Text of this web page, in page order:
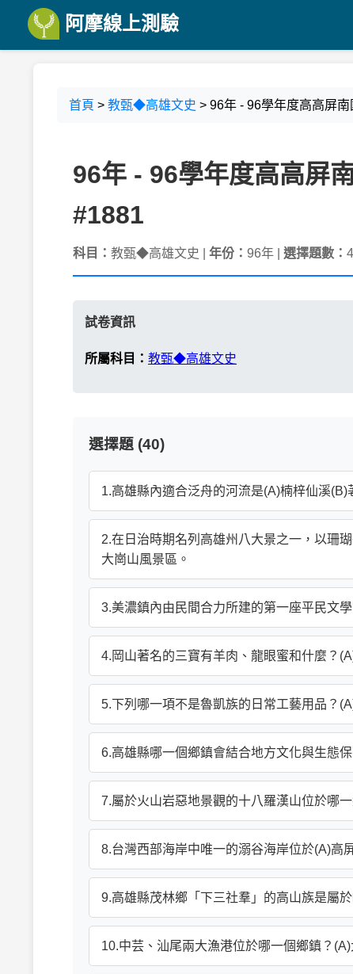
阿摩線上測驗
首頁 > 教甄◆高雄文史 > 96年 - 96學年度高高屏
96年 - 96學年度高高屏
#1881
科目： 教甄◆高雄文史 | 年份： 96年 | 選擇題數：
試卷資訊
所屬科目： 教甄◆高雄文史
選擇題 (40)
1.高雄縣內適合泛舟的河流是(A)楠梓仙溪(B)
2.在日治時期名列高雄州八大景之一，以珊
大崗山風景區。
3.美濃鎮內由民間合力所建的第一座平民文
4.岡山著名的三寶有羊肉、龍眼蜜和什麼？
5.下列哪一項不是魯凱族的日常工藝用品？
6.高雄縣哪一個鄉鎮會結合地方文化與生態
7.屬於火山岩惡地景觀的十八羅漢山位於哪
8.台灣西部海岸中唯一的溺谷海岸位於(A)高
9.高雄縣茂林鄉「下三社羣」的高山族是屬
10.中芸、汕尾兩大漁港位於哪一個鄉鎮？